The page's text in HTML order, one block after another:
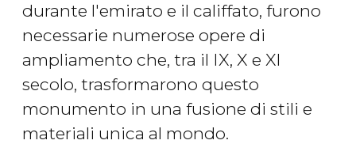
durante l'emirato e il califfato, furono
necessarie numerose opere di
ampliamento che, tra il IX, X e XI
secolo, trasformarono questo
monumento in una fusione di stili e
materiali unica al mondo.